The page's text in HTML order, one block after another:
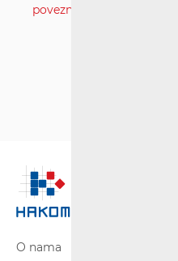
poveznica
O nama